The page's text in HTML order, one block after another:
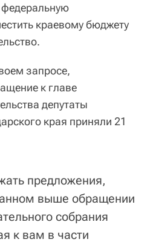
краевому бюджету
запросе,
к главе
депутаты
края приняли 21
предложения,
выше обращении
собрания
к вам в части